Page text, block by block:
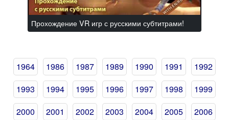
Прохождение VR игр с русскими субтитрами!
1964 1986 1987 1989 1990 1991
1992
1993
1994 1995 1996 1997 1998
1999
2000
2001 2002 2003 2004 2005
2006